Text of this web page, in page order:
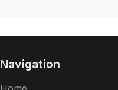
Navigation